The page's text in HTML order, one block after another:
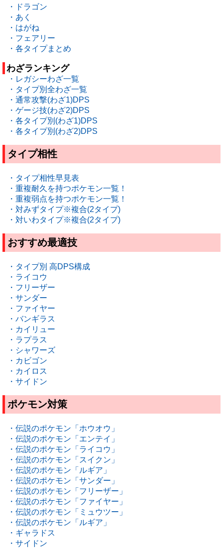
・ドラゴン
・あく
・はがね
・フェアリー
・各タイプまとめ
わざランキング
・レガシーわざ一覧
・タイプ別全わざ一覧
・通常攻撃(わざ1)DPS
・ゲージ技(わざ2)DPS
・各タイプ別(わざ1)DPS
・各タイプ別(わざ2)DPS
タイプ相性
・タイプ相性早見表
・重複耐久を持つポケモン一覧！
・重複弱点を持つポケモン一覧！
・対みずタイプ※複合(2タイプ)
・対いわタイプ※複合(2タイプ)
おすすめ最適技
・タイプ別 高DPS構成
・ライコウ
・フリーザー
・サンダー
・ファイヤー
・バンギラス
・カイリュー
・ラプラス
・シャワーズ
・カビゴン
・カイロス
・サイドン
ポケモン対策
・伝説のポケモン「ホウオウ」
・伝説のポケモン「エンテイ」
・伝説のポケモン「ライコウ」
・伝説のポケモン「スイクン」
・伝説のポケモン「ルギア」
・伝説のポケモン「サンダー」
・伝説のポケモン「フリーザー」
・伝説のポケモン「ファイヤー」
・伝説のポケモン「ミュウツー」
・伝説のポケモン「ルギア」
・ギャラドス
・サイドン